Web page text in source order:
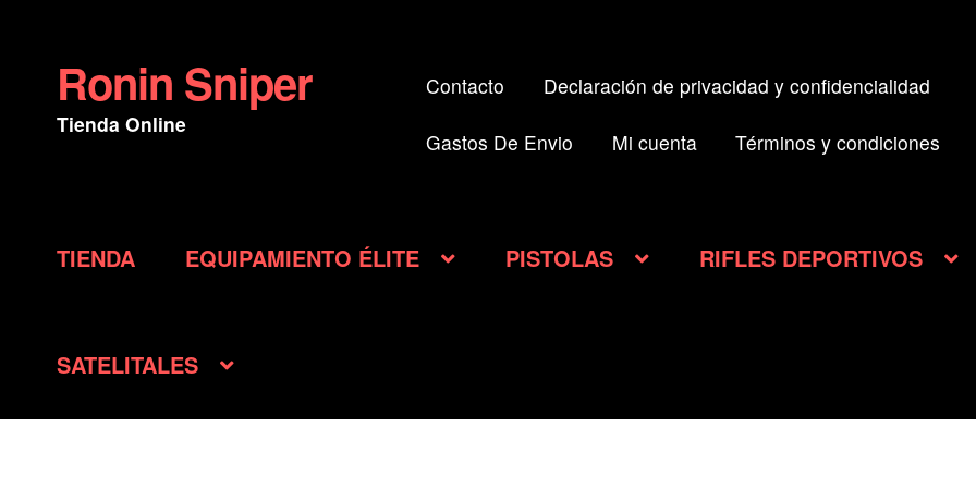
Ir
a
la
Ir
al
contenido
Ronin Sniper
Tienda Online
Contacto Declaración de privacidad y confidencialidad
Gastos De Envio Mi cuenta Términos y condiciones
TIENDA EQUIPAMIENTO ÉLITE PISTOLAS RIFLES DEPORTIVOS
SATELITALES